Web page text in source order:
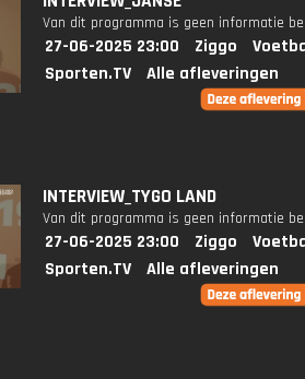
Van dit programma is geen informatie
27-06-2025 23:00 Ziggo
Sporten.TV
Alle afleveringen
INTERVIEW_TYGO LAND
Van dit programma is geen informatie
27-06-2025 23:00 Ziggo
Sporten.TV
Alle afleveringen